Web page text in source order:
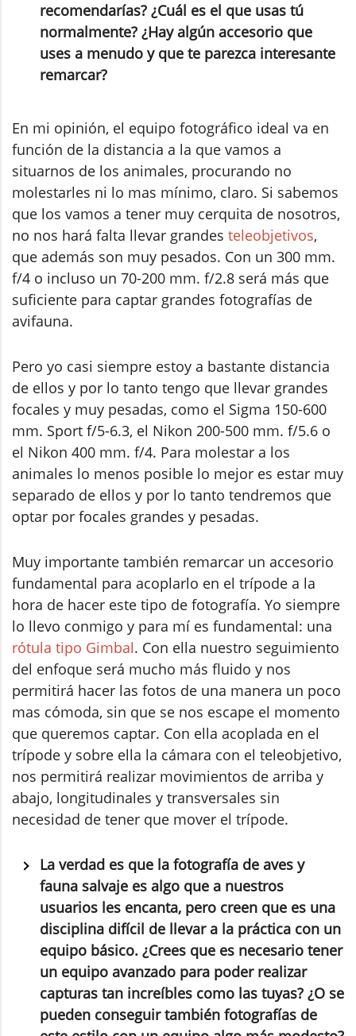
recomendarías? ¿Cuál es el que usas tú
normalmente? ¿Hay algún accesorio que
uses a menudo y que te parezca interesante
remarcar?
En mi opinión, el equipo fotográfico ideal va en
función de la distancia a la que vamos a
situarnos de los animales, procurando no
molestarles ni lo mas mínimo, claro. Si sabemos
que los vamos a tener muy cerquita de nosotros,
no nos hará falta llevar grandes teleobjetivos,
que además son muy pesados. Con un 300 mm.
f/4 o incluso un 70-200 mm. f/2.8 será más que
suficiente para captar grandes fotografías de
avifauna.
Pero yo casi siempre estoy a bastante distancia
de ellos y por lo tanto tengo que llevar grandes
focales y muy pesadas, como el Sigma 150-600
mm. Sport f/5-6.3, el Nikon 200-500 mm. f/5.6 o
el Nikon 400 mm. f/4. Para molestar a los
animales lo menos posible lo mejor es estar muy
separado de ellos y por lo tanto tendremos que
optar por focales grandes y pesadas.
Muy importante también remarcar un accesorio
fundamental para acoplarlo en el trípode a la
hora de hacer este tipo de fotografía. Yo siempre
lo llevo conmigo y para mí es fundamental: una
rótula tipo Gimbal. Con ella nuestro seguimiento
del enfoque será mucho más fluido y nos
permitirá hacer las fotos de una manera un poco
mas cómoda, sin que se nos escape el momento
que queremos captar. Con ella acoplada en el
trípode y sobre ella la cámara con el teleobjetivo,
nos permitirá realizar movimientos de arriba y
abajo, longitudinales y transversales sin
necesidad de tener que mover el trípode.
La verdad es que la fotografía de aves y
fauna salvaje es algo que a nuestros
usuarios les encanta, pero creen que es una
disciplina difícil de llevar a la práctica con un
equipo básico. ¿Crees que es necesario tener
un equipo avanzado para poder realizar
capturas tan increíbles como las tuyas? ¿O se
pueden conseguir también fotografías de